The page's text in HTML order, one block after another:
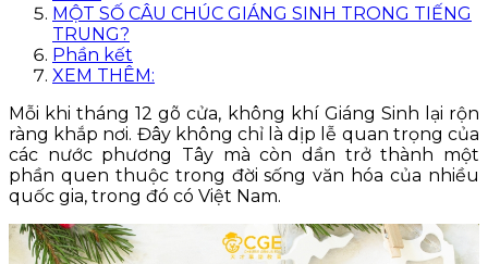
MỘT SỐ CÂU CHÚC GIÁNG SINH TRONG TIẾNG
TRUNG?
Phần kết
XEM THÊM:
Mỗi khi tháng 12 gõ cửa, không khí Giáng Sinh lại rộn
ràng khắp nơi. Đây không chỉ là dịp lễ quan trọng của
các nước phương Tây mà còn dần trở thành một
phần quen thuộc trong đời sống văn hóa của nhiều
quốc gia, trong đó có Việt Nam.